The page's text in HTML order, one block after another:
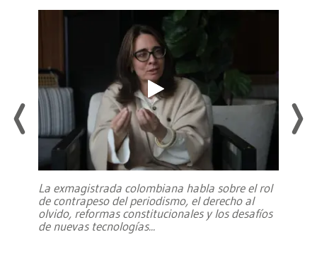
La exmagistrada colombiana habla sobre el rol
de contrapeso del periodismo, el derecho al
olvido, reformas constitucionales y los desafíos
de nuevas tecnologías...